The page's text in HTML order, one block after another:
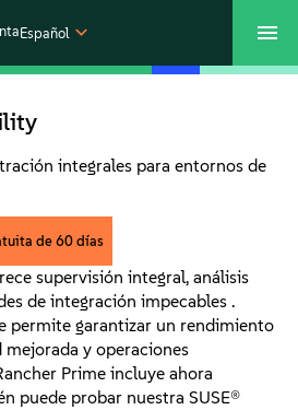
Español
integrales para entornos de
de 60 días
supervisión integral, análisis
de integración impecables .
permite garantizar un rendimiento
y operaciones
Prime incluye ahora
puede probar nuestra SUSE®